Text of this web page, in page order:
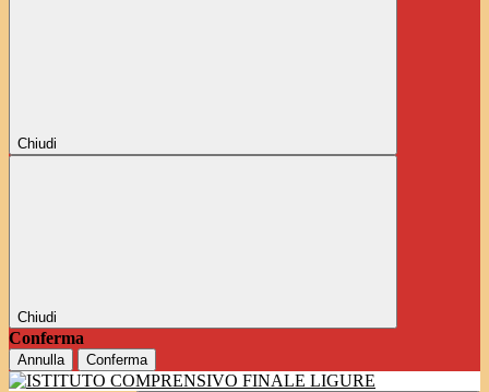
Chiudi
Chiudi
Conferma
Annulla Conferma